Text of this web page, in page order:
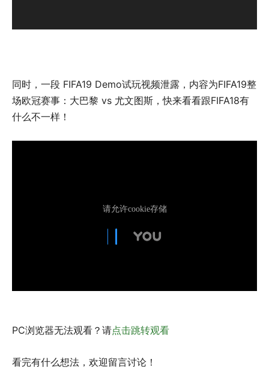
同时，一段 FIFA19 Demo试玩视频泄露，内容为FIFA19整
场欧冠赛事：大巴黎 vs 尤文图斯，快来看看跟FIFA18有
什么不一样！
PC浏览器无法观看？请点击跳转观看
看完有什么想法，欢迎留言讨论！